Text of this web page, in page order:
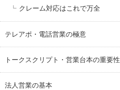
クレーム対応はこれで万全
テレアポ・電話営業の極意
トークスクリプト・営業台本の重要性
法人営業の基本